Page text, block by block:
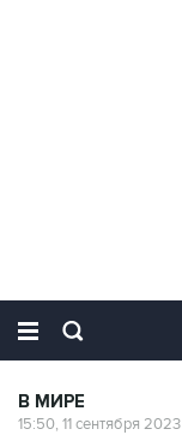
В МИРЕ
15:50, 11 сентября 2023